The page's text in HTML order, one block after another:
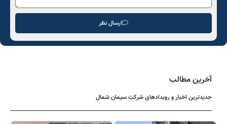
ارسال نظر
آخرین مطالب
جدیدترین اخبار و رویدادهای شرکت سیمان شمال